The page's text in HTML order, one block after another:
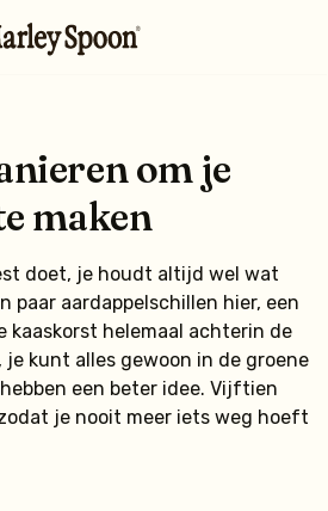
om je
maken
doet, je houdt altijd wel wat
paar aardappelschillen hier, een
kaaskorst helemaal achterin de
je kunt alles gewoon in de groene
een beter idee. Vijftien
je nooit meer iets weg hoeft